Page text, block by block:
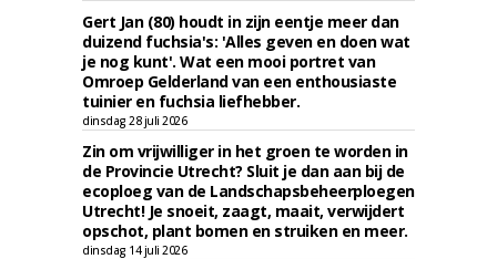
Gert Jan (80) houdt in zijn eentje meer dan
duizend fuchsia's: 'Alles geven en doen wat
je nog kunt'. Wat een mooi portret van
Omroep Gelderland van een enthousiaste
tuinier en fuchsia liefhebber.
dinsdag 28 juli 2026
Zin om vrijwilliger in het groen te worden in
de Provincie Utrecht? Sluit je dan aan bij de
ecoploeg van de Landschapsbeheerploegen
Utrecht! Je snoeit, zaagt, maait, verwijdert
opschot, plant bomen en struiken en meer.
dinsdag 14 juli 2026